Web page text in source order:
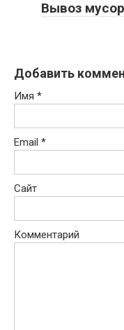
Вывоз
Добавить
Имя *
Email *
Сайт
Комментарий